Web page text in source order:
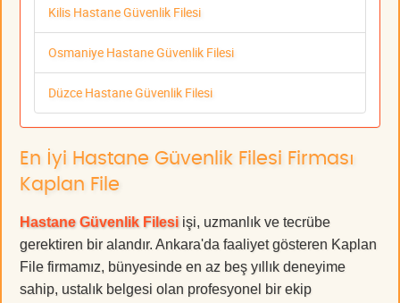
Kilis Hastane Güvenlik Filesi
Osmaniye Hastane Güvenlik Filesi
Düzce Hastane Güvenlik Filesi
En İyi Hastane Güvenlik Filesi Firması
Kaplan File
Hastane Güvenlik Filesi işi, uzmanlık ve tecrübe
gerektiren bir alandır. Ankara'da faaliyet gösteren Kaplan
File firmamız, bünyesinde en az beş yıllık deneyime
sahip, ustalık belgesi olan profesyonel bir ekip